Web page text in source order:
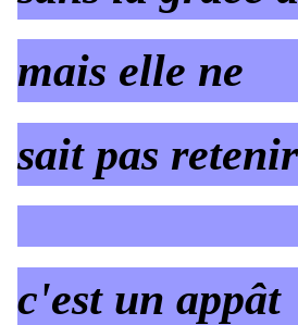
mais elle ne
sait pas
c'est un appât